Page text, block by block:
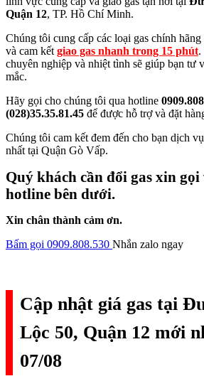
Quận 12, TP. Hồ Chí Minh.
Chúng tôi cung cấp các loại gas chính hãng
và cam kết giao gas nhanh trong 15 phút.
chuyên nghiệp và nhiệt tình sẽ giúp bạn tư
mắc.
Hãy gọi cho chúng tôi qua hotline
(028)35.35.81.45 để được hỗ trợ và đặt
Chúng tôi cam kết đem đến cho bạn dịch
nhất tại Quận Gò Vấp.
Quý khách cần đổi gas xin gọi
hotline bên dưới.
Xin chân thành cảm ơn.
Bấm gọi 0909.808.530 Nhắn zalo ngay
Cập nhật giá gas tại
Lộc 50, Quận 12 mới
07/08